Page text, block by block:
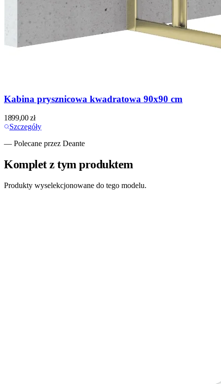
Kabina prysznicowa kwadratowa 90x90 cm
1899,00zł
Szczegóły
— Polecane przez Deante
Komplet z tym produktem
Produkty wyselekcjonowane do tego modelu.